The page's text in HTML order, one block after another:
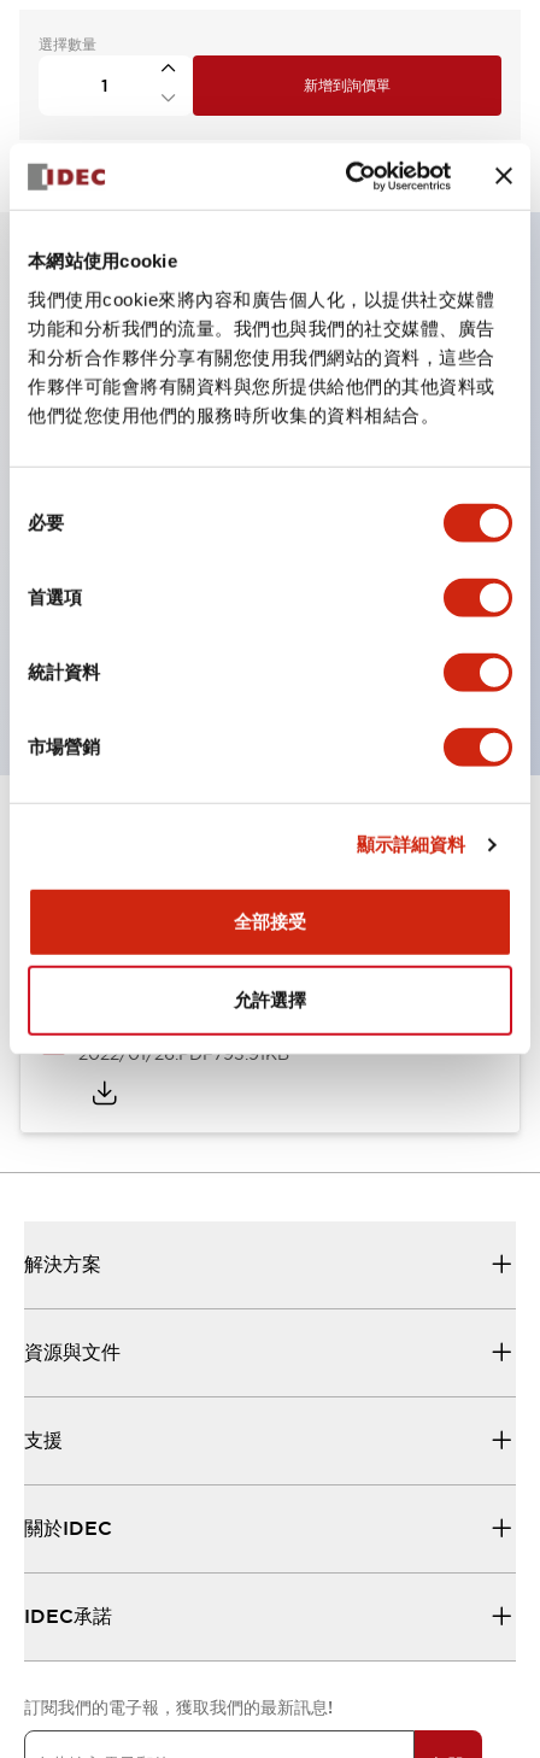
本網站使用cookie
我們使用cookie來將內容和廣告個人化，以提供社交媒體
功能和分析我們的流量。我們也與我們的社交媒體、廣告
和分析合作夥伴分享有關您使用我們網站的資料，這些合
作夥伴可能會將有關資料與您所提供給他們的其他資料或
他們從您使用他們的服務時所收集的資料相結合。
必要
首選項
統計資料
市場營銷
顯示詳細資料
全部接受
允許選擇
選擇數量
新增到詢價單
主要特點
CS型凸輪開關是方便用於設備的開關和切換，適用範圍廣
泛的操作開關器。
提供72種標準迴路
透過6種形式與接點模組段數的組合，可實現各種接點構
配備可確認接點狀態的指示燈，並提供手柄操作型、鑰匙
操作型等豐富多樣的選擇。
防護結構IP65、IP54、IP40（IEC60529）
認證與標準
ø25/30 系列 CS型 凸輪開關
2022/01/26.PDF793.91KB
解決方案
資源與文件
支援
關於IDEC
IDEC承諾
訂閱我們的電子報，獲取我們的最新訊息!